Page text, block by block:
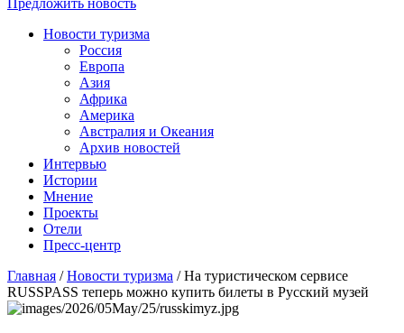
Новости туризма
Россия
Европа
Азия
Африка
Америка
Австралия и Океания
Архив новостей
Интервью
Истории
Мнение
Проекты
Отели
Пресс-центр
Главная /Новости туризма /На туристическом сервисе
RUSSPASS теперь можно купить билеты в Русский музей